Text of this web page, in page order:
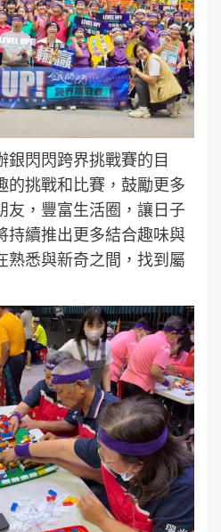
銀閃閃跨界挑戰賽的目
的挑戰和比賽，鼓勵更多
友，豐富生活圈，讓日子
持續推出更多結合趣味與
熟悉與新奇之間，找到屬